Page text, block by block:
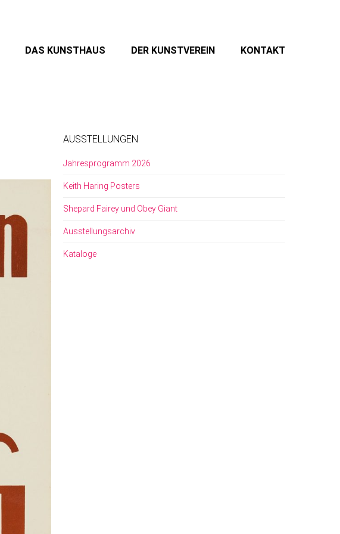
DAS KUNSTHAUS DER KUNSTVEREIN KONTAKT
AUSSTELLUNGEN
Jahresprogramm 2026
Keith Haring Posters
Shepard Fairey und Obey Giant
Ausstellungsarchiv
Kataloge